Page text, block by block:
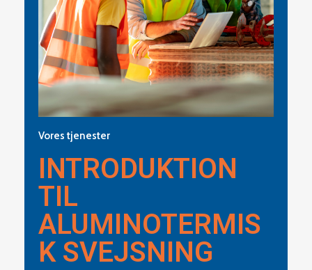
Vores tjenester
INTRODUKTION
TIL
ALUMINOTERMIS
K SVEJSNING